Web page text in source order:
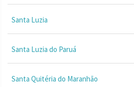
Santa Luzia
Santa Luzia do Paruá
Santa Quitéria do Maranhão